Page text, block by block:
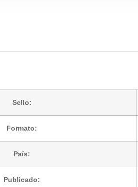
Sello:
Formato:
País:
Publicado: